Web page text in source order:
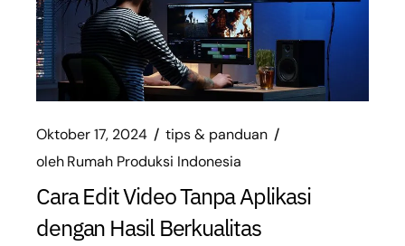
Oktober 17, 2024
tips & panduan
olehRumah Produksi Indonesia
Cara Edit Video Tanpa Aplikasi
dengan Hasil Berkualitas